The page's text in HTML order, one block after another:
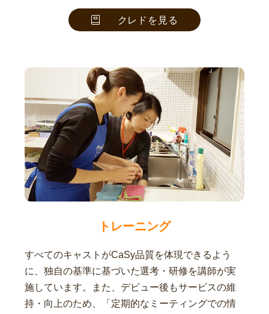
クレドを見る
トレーニング
すべてのキャストがCaSy品質を体現できるよう
に、独自の基準に基づいた選考・研修を講師が実
施しています。また、デビュー後もサービスの維
持・向上のため、「定期的なミーティングでの情